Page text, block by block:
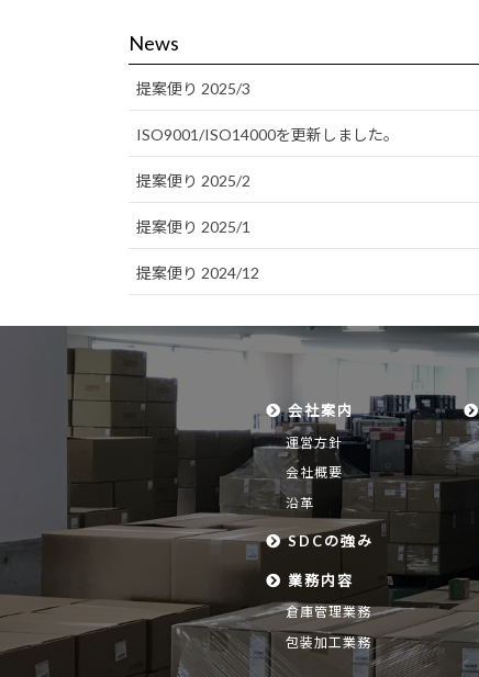
News
提案便り 2025/3
ISO9001/ISO14000を更新しました。
提案便り 2025/2
提案便り 2025/1
提案便り 2024/12
会社案内
運営方針
会社概要
沿革
SDCの強み
業務内容
倉庫管理業務
包装加工業務